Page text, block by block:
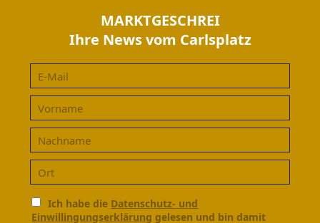
MARKTGESCHREI
Ihre News vom Carlsplatz
Ich habe die Datenschutz- und
Einwillingungserklärung gelesen und bin damit